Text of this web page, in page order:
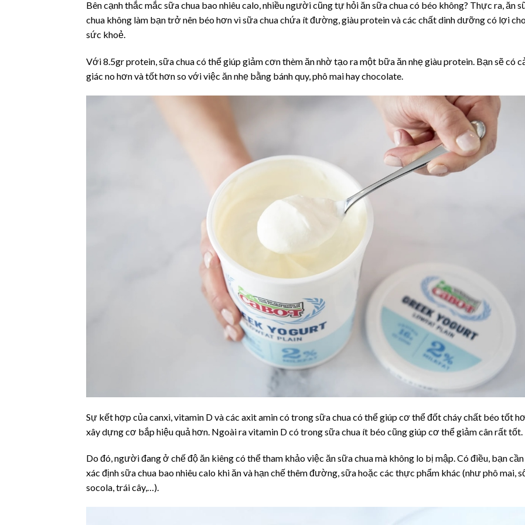
Bên cạnh thắc mắc sữa chua bao nhiêu calo, nhiều người cũng tự hỏi ăn sữa chua có béo không? Thực ra, ăn
chua không làm bạn trở nên béo hơn vì sữa chua chứa ít đường, giàu protein và các chất dinh dưỡng có lợi
sức khoẻ.
Với 8.5gr protein, sữa chua có thể giúp giảm cơn thèm ăn nhờ tạo ra một bữa ăn nhẹ giàu protein. Bạn sẽ có
giác no hơn và tốt hơn so với việc ăn nhẹ bằng bánh quy, phô mai hay chocolate.
Sự kết hợp của canxi, vitamin D và các axit amin có trong sữa chua có thể giúp cơ thể đốt cháy chất béo tốt
xây dựng cơ bắp hiệu quả hơn. Ngoài ra vitamin D có trong sữa chua ít béo cũng giúp cơ thể giảm cân rất tốt.
Do đó, người đang ở chế độ ăn kiêng có thể tham khảo việc ăn sữa chua mà không lo bị mập. Có điều, bạn cần
xác định sữa chua bao nhiêu calo khi ăn và hạn chế thêm đường, sữa hoặc các thực phẩm khác (như phô mai,
socola, trái cây,…).